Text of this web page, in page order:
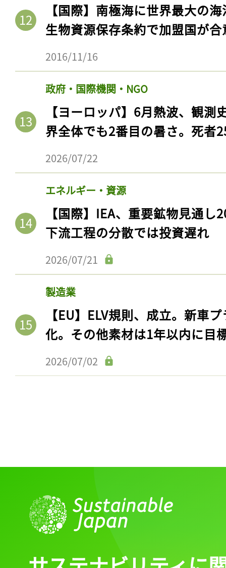
【国際】南極海に世界最大の
生物資源保存条約で加盟国が合
2016/11/16
政府・国際機関・NGO
【ヨーロッパ】6月熱波、観
界全体でも2番目の暑さ。死者
2026/07/22
エネルギー・資源
【国際】IEA、重要鉱物見通
下流工程の分散では投資遅れ
2026/07/21
製造業
【EU】ELV規則、成立。新車
化。その他素材は1年以内に目
2026/07/02